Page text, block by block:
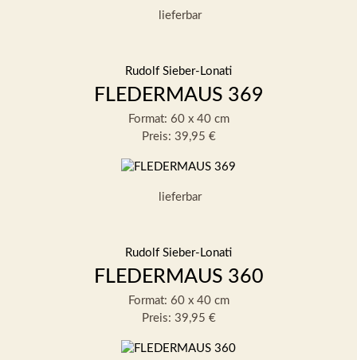
lieferbar
Rudolf Sieber-Lonati
FLEDERMAUS 369
Format: 60 x 40 cm
Preis: 39,95 €
lieferbar
Rudolf Sieber-Lonati
FLEDERMAUS 360
Format: 60 x 40 cm
Preis: 39,95 €